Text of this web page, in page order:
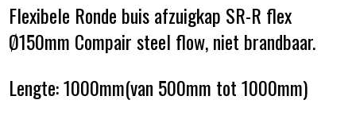
Flexibele Ronde buis afzuigkap SR-R flex
Ø150mm Compair steel flow, niet brandbaar.
Lengte: 1000mm(van 500mm tot 1000mm)